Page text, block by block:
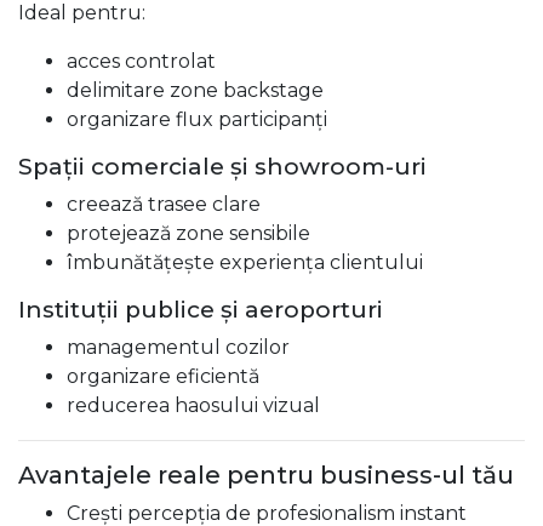
Ideal pentru:
acces controlat
delimitare zone backstage
organizare flux participanți
Spații comerciale și showroom-uri
creează trasee clare
protejează zone sensibile
îmbunătățește experiența clientului
Instituții publice și aeroporturi
managementul cozilor
organizare eficientă
reducerea haosului vizual
Avantajele reale pentru business-ul tău
Crești percepția de profesionalism instant